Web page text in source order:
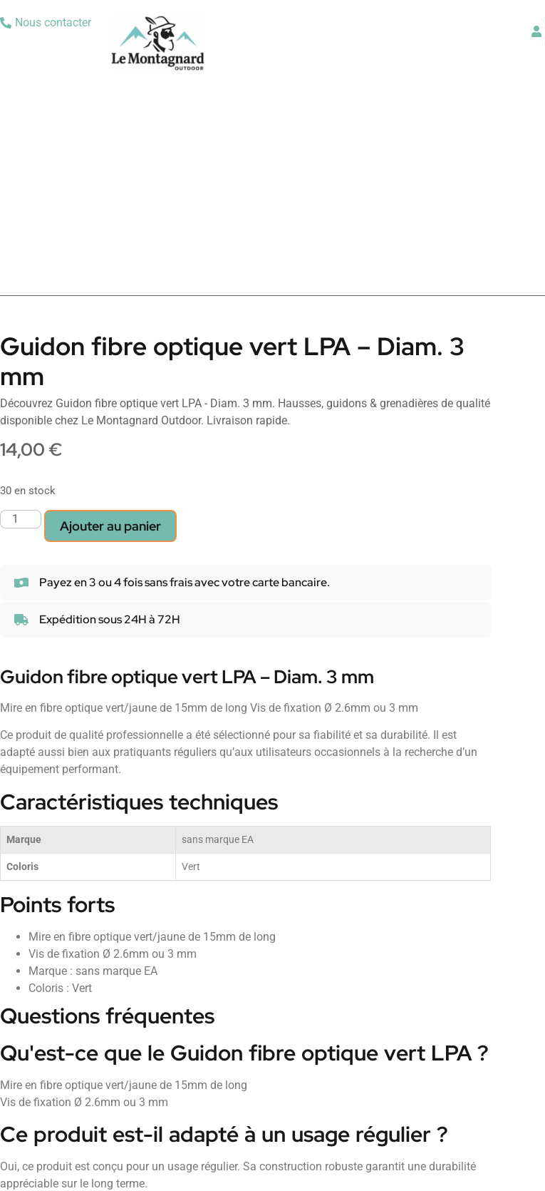
Nous contacter
Guidon fibre optique vert LPA – Diam. 3
mm
Découvrez Guidon fibre optique vert LPA - Diam. 3 mm. Hausses, guidons & grenadières de qualité
disponible chez Le Montagnard Outdoor. Livraison rapide.
14,00 €
30 en stock
Ajouter au panier
Payez en 3 ou 4 fois sans frais avec votre carte bancaire.
Expédition sous 24H à 72H
Guidon fibre optique vert LPA – Diam. 3 mm
Mire en fibre optique vert/jaune de 15mm de long Vis de fixation Ø 2.6mm ou 3 mm
Ce produit de qualité professionnelle a été sélectionné pour sa fiabilité et sa durabilité. Il est
adapté aussi bien aux pratiquants réguliers qu’aux utilisateurs occasionnels à la recherche d’un
équipement performant.
Caractéristiques techniques
Marque sans marque EA
Coloris Vert
Points forts
Mire en fibre optique vert/jaune de 15mm de long
Vis de fixation Ø 2.6mm ou 3 mm
Marque : sans marque EA
Coloris : Vert
Questions fréquentes
Qu'est-ce que le Guidon fibre optique vert LPA ?
Mire en fibre optique vert/jaune de 15mm de long
Vis de fixation Ø 2.6mm ou 3 mm
Ce produit est-il adapté à un usage régulier ?
Oui, ce produit est conçu pour un usage régulier. Sa construction robuste garantit une durabilité
appréciable sur le long terme.